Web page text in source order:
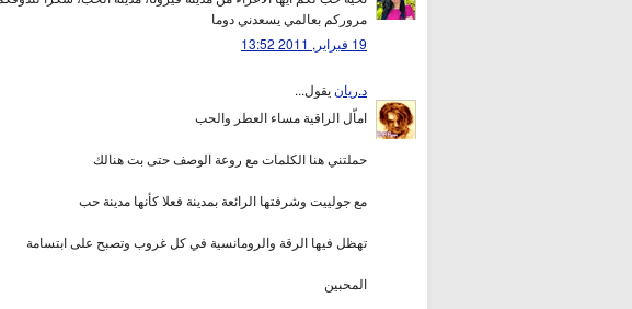
مروركم بعالمي يسعدني دوما
19 فبراير, 2011 13:52
د.ريانيقول...
اماّل الراقية مساء العطر والحب
حملتني هنا الكلمات مع روعة الوصف حتى بت هنالك
مع جولييت وشرفتها الرائعة بمدينة فعلا كأنها مدينة حب
تهظل فيها الرقة والرومانسية في كل غروب وتصبح على ابتسامة
المحبين